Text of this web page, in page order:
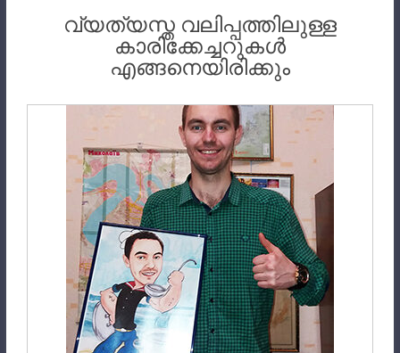
വ്യത്യസ്ത വലിപ്പത്തിലുള്ള
കാരിക്കേച്ചറുകൾ
എങ്ങനെയിരിക്കും